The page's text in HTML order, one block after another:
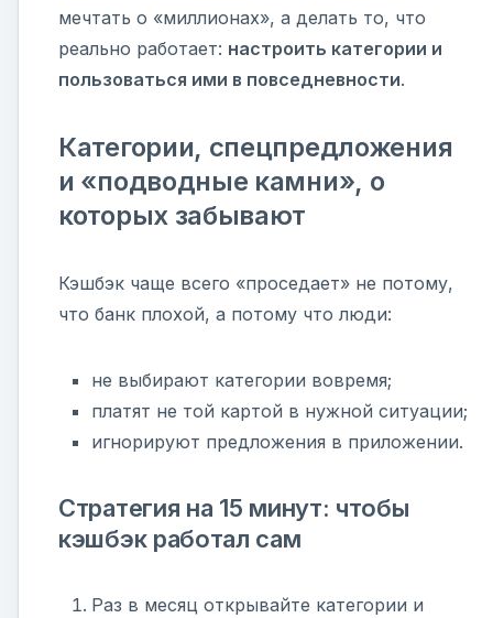
мечтать о «миллионах», а делать то, что
реально работает: настроить категории и
пользоваться ими в повседневности.
Категории, спецпредложения
и «подводные камни», о
которых забывают
Кэшбэк чаще всего «проседает» не потому,
что банк плохой, а потому что люди:
не выбирают категории вовремя;
платят не той картой в нужной ситуации;
игнорируют предложения в приложении.
Стратегия на 15 минут: чтобы
кэшбэк работал сам
Раз в месяц открывайте категории и